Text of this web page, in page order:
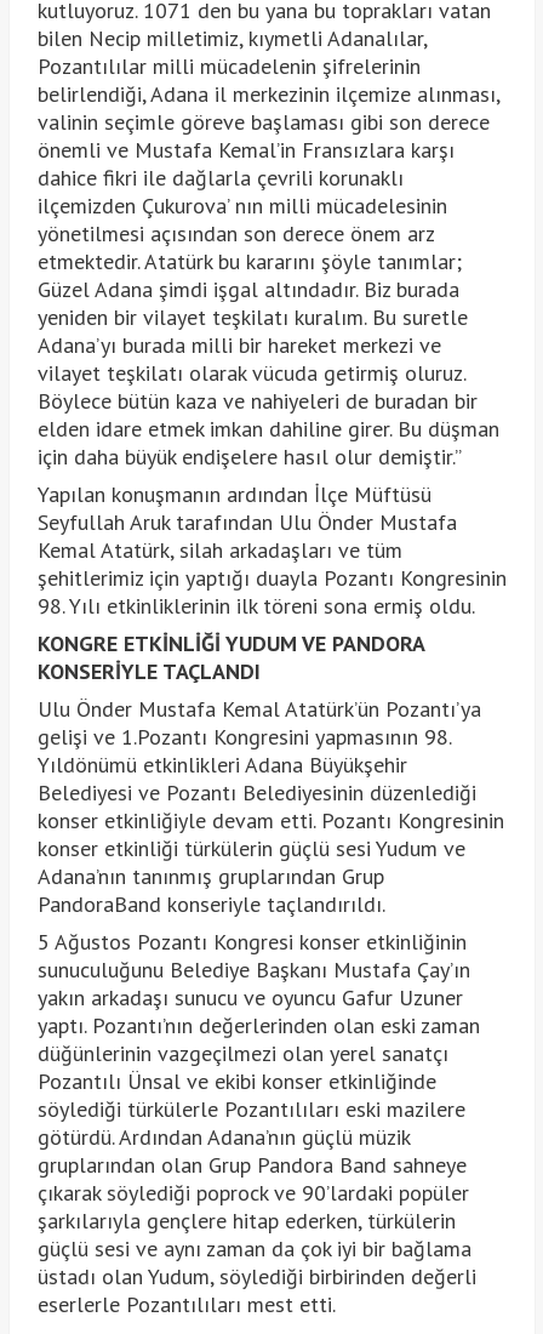
kutluyoruz. 1071 den bu yana bu toprakları vatan
bilen Necip milletimiz, kıymetli Adanalılar,
Pozantılılar milli mücadelenin şifrelerinin
belirlendiği, Adana il merkezinin ilçemize alınması,
valinin seçimle göreve başlaması gibi son derece
önemli ve Mustafa Kemal’in Fransızlara karşı
dahice fikri ile dağlarla çevrili korunaklı
ilçemizden Çukurova’ nın milli mücadelesinin
yönetilmesi açısından son derece önem arz
etmektedir. Atatürk bu kararını şöyle tanımlar;
Güzel Adana şimdi işgal altındadır. Biz burada
yeniden bir vilayet teşkilatı kuralım. Bu suretle
Adana’yı burada milli bir hareket merkezi ve
vilayet teşkilatı olarak vücuda getirmiş oluruz.
Böylece bütün kaza ve nahiyeleri de buradan bir
elden idare etmek imkan dahiline girer. Bu düşman
için daha büyük endişelere hasıl olur demiştir.”
Yapılan konuşmanın ardından İlçe Müftüsü
Seyfullah Aruk tarafından Ulu Önder Mustafa
Kemal Atatürk, silah arkadaşları ve tüm
şehitlerimiz için yaptığı duayla Pozantı Kongresinin
98. Yılı etkinliklerinin ilk töreni sona ermiş oldu.
KONGRE ETKİNLİĞİ YUDUM VE PANDORA
KONSERİYLE TAÇLANDI
Ulu Önder Mustafa Kemal Atatürk’ün Pozantı’ya
gelişi ve 1.Pozantı Kongresini yapmasının 98.
Yıldönümü etkinlikleri Adana Büyükşehir
Belediyesi ve Pozantı Belediyesinin düzenlediği
konser etkinliğiyle devam etti. Pozantı Kongresinin
konser etkinliği türkülerin güçlü sesi Yudum ve
Adana’nın tanınmış gruplarından Grup
PandoraBand konseriyle taçlandırıldı.
5 Ağustos Pozantı Kongresi konser etkinliğinin
sunuculuğunu Belediye Başkanı Mustafa Çay’ın
yakın arkadaşı sunucu ve oyuncu Gafur Uzuner
yaptı. Pozantı’nın değerlerinden olan eski zaman
düğünlerinin vazgeçilmezi olan yerel sanatçı
Pozantılı Ünsal ve ekibi konser etkinliğinde
söylediği türkülerle Pozantılıları eski mazilere
götürdü. Ardından Adana’nın güçlü müzik
gruplarından olan Grup Pandora Band sahneye
çıkarak söylediği poprock ve 90’lardaki popüler
şarkılarıyla gençlere hitap ederken, türkülerin
güçlü sesi ve aynı zaman da çok iyi bir bağlama
üstadı olan Yudum, söylediği birbirinden değerli
eserlerle Pozantılıları mest etti.